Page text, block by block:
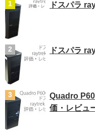
ドスパラ
ドスパラ
Quadro
価・レビュ